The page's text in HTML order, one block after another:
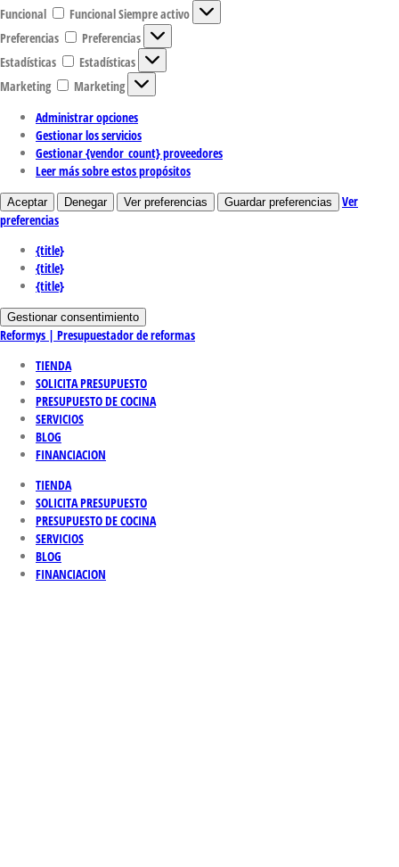
Funcional
FuncionalSiempre activo
Preferencias
Preferencias
Estadísticas
Estadísticas
Marketing
Marketing
Administrar opciones
Gestionar los servicios
Gestionar {vendor_count} proveedores
Leer más sobre estos propósitos
Aceptar Denegar Ver preferencias Guardar preferencias
Ver
preferencias
{title}
{title}
{title}
Gestionar consentimiento
Reformys | Presupuestador de reformas
TIENDA
SOLICITA PRESUPUESTO
PRESUPUESTO DE COCINA
SERVICIOS
BLOG
FINANCIACION
TIENDA
SOLICITA PRESUPUESTO
PRESUPUESTO DE COCINA
SERVICIOS
BLOG
FINANCIACION